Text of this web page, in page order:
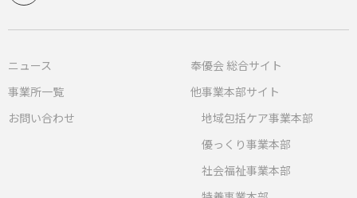
ニュース
事業所一覧
お問い合わせ
奉優会 総合サイト
他事業本部サイト
地域包括ケア事業本部
優っくり事業本部
社会福祉事業本部